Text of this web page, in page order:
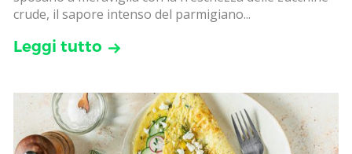
crude, il sapore intenso del parmigiano...
Leggi tutto